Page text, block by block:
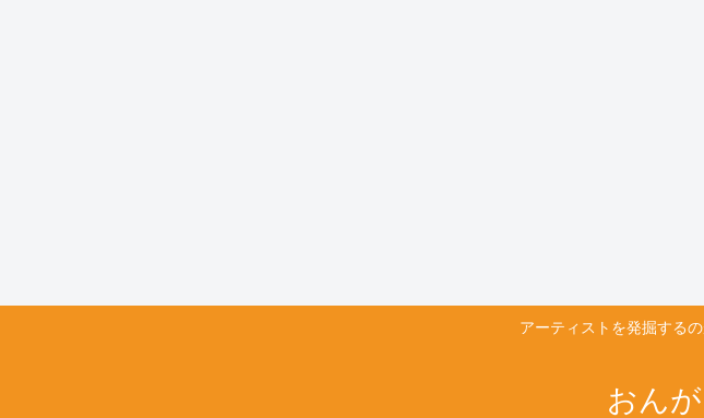
アーティストを発掘する
おん